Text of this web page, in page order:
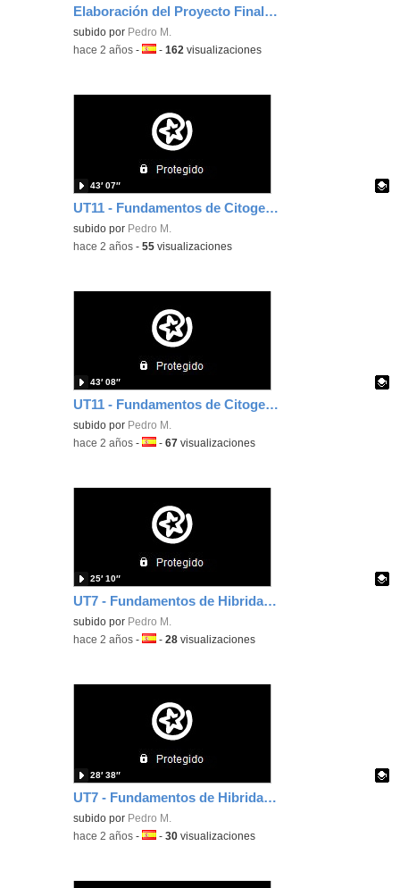
Elaboración del Proyecto Final de CFGS
Contenido educativo.
subido por Pedro M.
-hace 2 años -Idioma:
-162 visualizaciones
UT11 - Fundamentos de Citogenética - 2ª Parte
Contenido educativo.
subido por Pedro M.
43′ 07″
-hace 2 años -55 visualizaciones
UT11 - Fundamentos de Citogenética - 1ª Parte
Contenido educativo.
subido por Pedro M.
43′ 08″
-hace 2 años -Idioma:
-67 visualizaciones
UT7 - Fundamentos de Hibridación Molecular - 2ª Parte
Contenido educativo.
subido por Pedro M.
25′ 10″
-hace 2 años -Idioma:
-28 visualizaciones
UT7 - Fundamentos de Hibridación Molecular - 1ª Parte
Contenido educativo.
subido por Pedro M.
28′ 38″
-hace 2 años -Idioma:
-30 visualizaciones